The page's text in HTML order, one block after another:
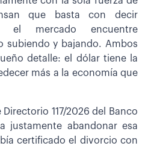
que basta con decir
el mercado encuentre
subiendo y bajando. Ambos
detalle: el dólar tiene la
más a la economía que
117/2026 del Banco
justamente abandonar esa
certificado el divorcio con